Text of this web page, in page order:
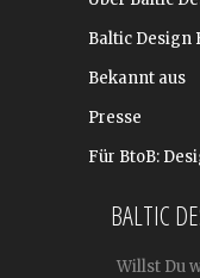
Baltic Design
Bekannt aus
Presse
Für BtoB:
BALTIC
Willst Du